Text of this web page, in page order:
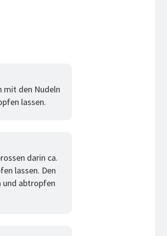
mit den Nudeln
lassen.
darin ca.
lassen. Den
und abtropfen